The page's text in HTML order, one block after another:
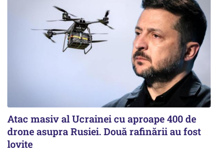
Atac masiv al Ucrainei cu aproape 400 de
drone asupra Rusiei. Două rafinării au fost
lovite